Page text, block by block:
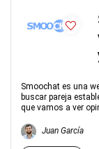
Smoochat es una
buscar pareja
que vamos a ver
Juan García